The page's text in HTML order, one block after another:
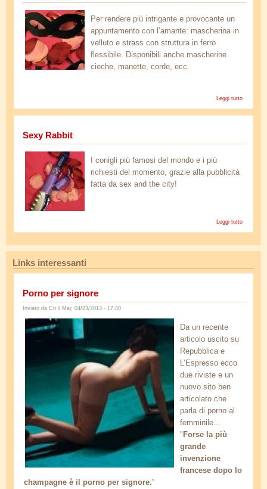
mb_106.jpg
Per rendere più intrigante e provocante un
appuntamento con l’amante: mascherina in
velluto e strass con struttura in ferro
flessibile. Disponibili anche mascherine
cieche, manette, corde, ecc.
Leggi tutto
Sexy Rabbit
mb_051.jpg
I conigli più famosi del mondo e i più
richiesti del momento, grazie alla pubblicità
fatta da sex and the city!
Leggi tutto
Links interessanti
Porno per signore
Inviato da Cri il Mar, 04/23/2013 - 17:40
dorcel.jpg
Da un recente
articolo uscito su
Repubblica e
L’Espresso ecco
due riviste e un
nuovo sito ben
articolato che
parla di porno al
femminile...
" Forse la più
grande
invenzione
francese dopo lo
champagne è il porno per signore."